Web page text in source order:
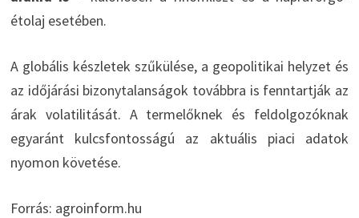
étolaj esetében.
A globális készletek szűkülése, a geopolitikai helyzet és
az időjárási bizonytalanságok továbbra is fenntartják az
árak volatilitását. A termelőknek és feldolgozóknak
egyaránt kulcsfontosságú az aktuális piaci adatok
nyomon követése.
Forrás: agroinform.hu